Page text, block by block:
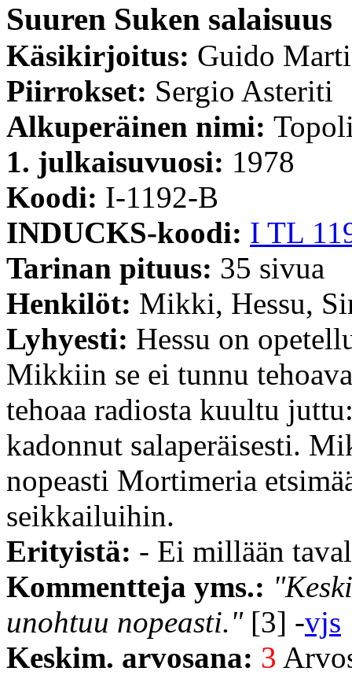
Suuren Suken salaisuus
Käsikirjoitus: Guido
Piirrokset: Sergio Asteriti
Alkuperäinen nimi:
1. julkaisuvuosi: 1978
Koodi: I-1192-B
INDUCKS-koodi: I TL
Tarinan pituus: 35 sivua
Henkilöt: Mikki, Hessu,
Lyhyesti: Hessu on
Mikkiin se ei tunnu
tehoaa radiosta kuultu
kadonnut salaperäisesti.
nopeasti Mortimeria
seikkailuihin.
Erityistä: - Ei millään
Kommentteja yms.:
unohtuu nopeasti."[3] -vjs
Keskim. arvosana: 3